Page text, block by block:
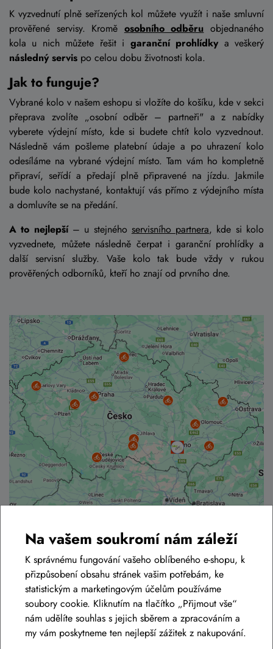
K vyzvednutí plně seřízených kol můžete využít i naše smluvní
prověřené servisy. Kromě osobního odběru objednaného
kola u nich můžete řešit i garanční prohlídky a veškerý
následný servis po celou dobu životnosti kola.
Jak to funguje?
Vybrané kolo v našem eshopu si vložíte do košíku, kde v sekci
přeprava zvolíte „osobní odběr – partneři" a z nabídky
vyberete výdejní místo, kde si budete chtít kolo vyzvednout.
Následně vám pošleme platební údaje a po uhrazení kolo
odesíláme na vybrané výdejní místo. Tam vám ho kompletně
připraví, seřídí a předají plně připravené na jízdu. Jakmile
bude kolo nachystané, kontaktují vás přímo z výdejního místa
a domluvíte se na předání.
A to nejlepší– u stejného servisního partnera, kde si kolo
vyzvednete, můžete následně čerpat i garanční prohlídky a
další servisní služby. Vaše kolo tak bude vždy v rukou
prověřených odborníků, kteří ho znají od prvního dne.
Kamenná prodejna BIKE-LIFE.CZ
Můžete se spolehnout na zázemí jedné znejvětších
kamenných prodejens cyklistickým zbožím v Brně svýbornými
recenzemi. Najdete nás v Brně Tuřanech, nedaleko od
křižovatek D1 a D2, takže se k nám pohodlně dostanete jak
od Prahy, tak i od Olomouce nebo Břeclavi.
Co u nás najdete:
Na vašem soukromí nám záleží
K správnému fungování vašeho oblíbeného e-shopu, k
přizpůsobení obsahu stránek vašim potřebám, ke
statistickým a marketingovým účelům používáme
soubory cookie. Kliknutím na tlačítko „Přijmout vše“
nám udělíte souhlas s jejich sběrem a zpracováním a
my vám poskytneme ten nejlepší zážitek z nakupování.